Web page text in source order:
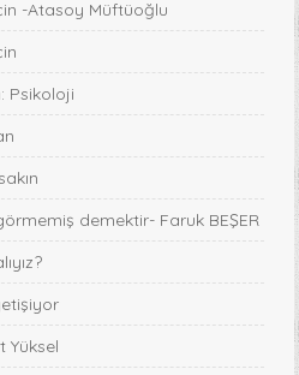
-Atasoy Müftüoğlu
Psikoloji
demektir- Faruk BEŞER
Yüksel